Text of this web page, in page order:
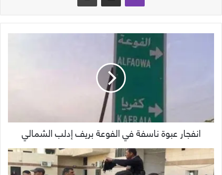
انفجار عبوة ناسفة في الفوعة بريف إدلب الشمالي